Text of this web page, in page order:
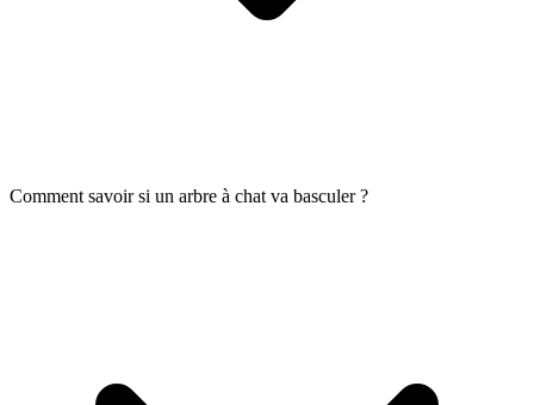
Comment savoir si un arbre à chat va basculer ?